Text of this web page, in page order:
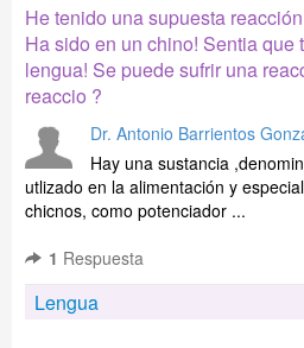
He tenido una supuesta
Ha sido en un chino! Sentia que
lengua! Se puede sufrir una
reaccio ?
Dr. Antonio Barrientos
Hay una sustancia
utlizado en la alimentación y
chicnos, como potenciador ...
1 Respuesta
Lengua